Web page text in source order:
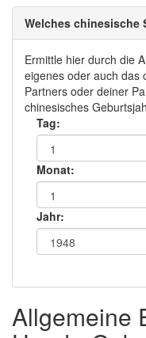
Welches chinesische
Ermittle hier durch die
eigenes oder auch das
Partners oder deiner
chinesisches
Tag:
Monat:
Jahr:
Allgemeine